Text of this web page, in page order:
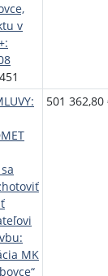
v
MK
501 362,80